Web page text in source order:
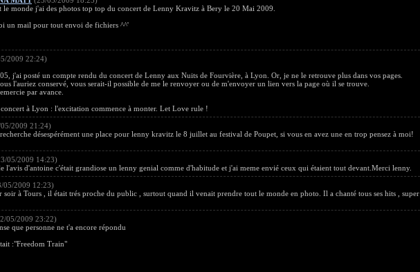
le monde j'ai des photos top top du concert de Lenny Kravitz à Bery le 20 Mai 2009.
un mail pour tout envoi de fichiers ^^'
2009 22:24)
j'ai posté un compte rendu du concert de Lenny aux Nuits de Fourvière, à Lyon. Or, je ne le retrouve plus dans vos pages.
l'auriez conservé, vous serait-il possible de me le renvoyer ou de m'envoyer un lien vers la page où il se trouve.
par avance.
à Lyon : l'excitation commence à monter. Let Love rule !
2009 21:24)
désespérément une place pour lenny kravitz le 8 juillet au festival de Poupet, si vous en avez une en trop pensez à moi!
05/2009 14:23)
l'avis d'antoine c'était grandiose un lenny genial comme d'habitude et j'ai meme envié ceux qui étaient tout devant.Merci lenny.
05/2009 12:23)
soir à Tours , il était trés proche du public , surtout quand il venait prendre tout le monde en photo. Il a chanté tous ses hits , super
05/2009 23:22)
que personne ne t'a encore répondu
:"Freedom Train"